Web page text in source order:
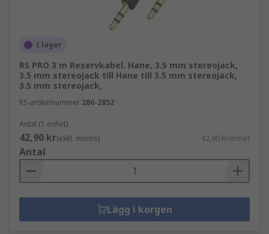
I lager
RS PRO 3 m Reservkabel. Hane, 3.5 mm stereojack,
3.5 mm stereojack till Hane till 3.5 mm stereojack,
3.5 mm stereojack,
RS-artikelnummer 286-2852
Antal (1 enhet)
42,90 kr(exkl. moms) 42,90 kr/enhet
Antal
Lägg i korgen